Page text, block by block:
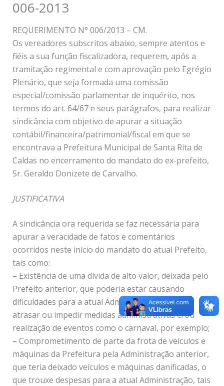
006-2013
REQUERIMENTO N° 006/2013 – CM.
Os vereadores subscritos abaixo, sempre atentos e
fiéis a sua função fiscalizadora, requerem, após a
tramitação regimental e com aprovação pelo Egrégio
Plenário, que seja formada uma comissão
especial/comissão parlamentar de inquérito, nos
termos do art. 64/67 e seus parágrafos, para realizar
sindicância com objetivo de apurar a situação
contábil/financeira/patrimonial/fiscal em que se
encontrava a Prefeitura Municipal de Santa Rita de
Caldas no encerramento do mandato do ex-prefeito,
Sr. Geraldo Donizete de Carvalho.
JUSTIFICATIVA
A sindicância ora requerida se faz necessária para
apurar a veracidade de fatos e comentários
ocorridos neste início do mandato do atual Prefeito,
tais como:
– Existência de uma dívida de alto valor, deixada pelo
Prefeito anterior, que poderia estar causando
dificuldades para a atual Administração, como
atrasar ou impedir medidas administrativas e/ou
realização de eventos como o carnaval, por exemplo;
– Comprometimento de parte da frota de veículos e
máquinas da Prefeitura pela Administração anterior,
que teria deixado veículos e máquinas danificadas, o
que trouxe despesas para a atual Administração, tais